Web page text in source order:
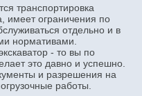
транспортировка
имеет ограничения по
отдельно и в
нормативами.
- то вы по
это давно и успешно.
и разрешения на
работы.